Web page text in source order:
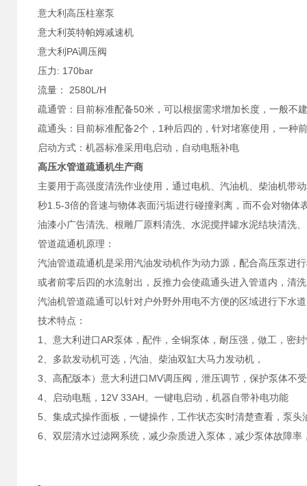
意大利高压柱塞泵
意大利英特帕姆减速机
意大利PA调压阀
压力: 170bar
流量： 2580L/H
疏通管：目前标准配备50米，可以根据需求增加长度，一般不
疏通头：目前标准配备2个，1种后四的，针对堵塞使用，一种
启动方式：机器标准采用电启动，自动电瓶补电
高压水管道疏通机生产商
主要用于高强度清洗作业使用，通过电机、汽油机、柴油机带
秒1.5-3倍的音速与物体表面污垢进行碰撞剥离，而不会对物
油漆小广告清洗、根雕厂原料清洗、水泥搅拌罐水泥结块清洗
管道疏通机原理：
汽油管道疏通机是采用汽油发动机作为动力源，配合高压泵进
或者前零后四的水流射出，反推力会使疏通头进入管道内，清
汽油机管道疏通可以针对户外野外用电不方便的区域进行下水
技术特点：
1、意大利进口AR泵体，配件，全铜泵体，耐压强，做工，密
2、多款发动机可选，汽油、柴油双缸大马力发动机，
3、高配版本）意大利进口MV调压阀，泄压调节，保护泵体不
4、启动电瓶，12V 33AH。一键电启动，机器自带补电功能
5、集成式操作面板，一键操作，工作状态实时清楚查看，泵
6、双层清水过滤网系统，减少杂质进入泵体，减少泵体故障率